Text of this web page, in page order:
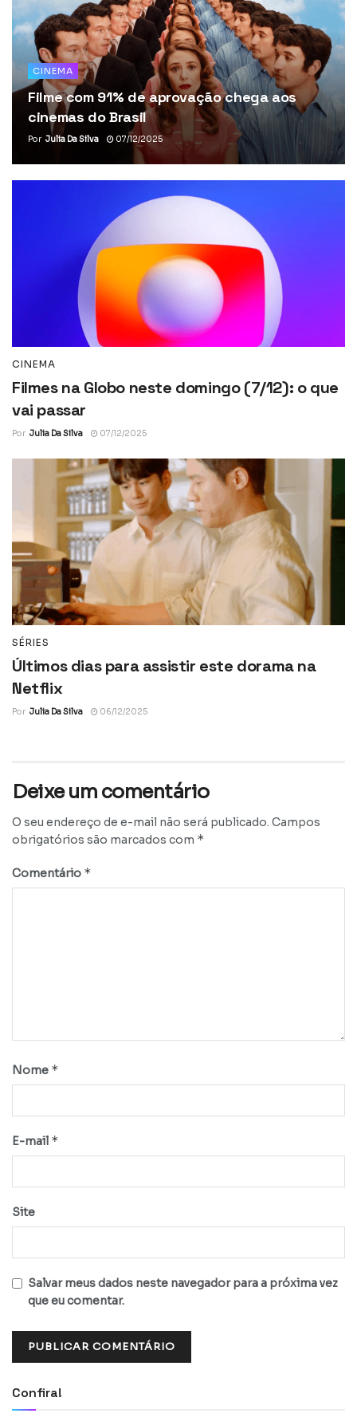
CINEMA
Filme com 91% de aprovação chega aos
cinemas do Brasil
Por Julia Da Silva 07/12/2025
CINEMA
Filmes na Globo neste domingo (7/12): o que
vai passar
Por Julia Da Silva 07/12/2025
SÉRIES
Últimos dias para assistir este dorama na
Netflix
Por Julia Da Silva 06/12/2025
Deixe um comentário
O seu endereço de e-mail não será publicado. Campos
obrigatórios são marcados com *
Comentário *
Nome *
E-mail *
Site
Salvar meus dados neste navegador para a próxima vez
que eu comentar.
Confira!